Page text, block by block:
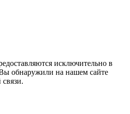
исключительно в
Вы обнаружили на нашем сайте